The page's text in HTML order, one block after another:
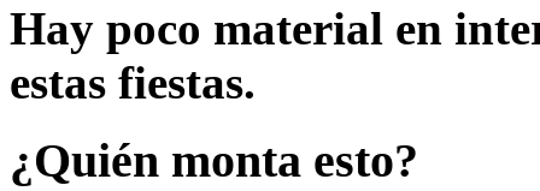
Hay poco material en
estas fiestas.
¿Quién monta esto?